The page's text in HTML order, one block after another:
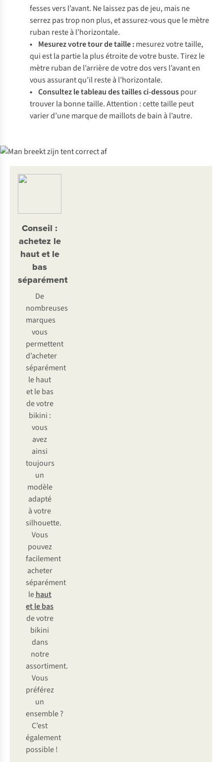
fesses vers l’avant. Ne laissez pas de jeu, mais ne
serrez pas trop non plus, et assurez-vous que le mètre
ruban reste à l’horizontale.
• Mesurez votre tour de taille :mesurez votre taille,
qui est la partie la plus étroite de votre buste. Tirez le
mètre ruban de l’arrière de votre dos vers l’avant en
vous assurant qu’il reste à l’horizontale.
• Consultez le tableau des tailles ci-dessouspour
trouver la bonne taille. Attention : cette taille peut
varier d’une marque de maillots de bain à l’autre.
Conseil :
achetez le
haut et le
bas
séparément
De
nombreuses
marques
vous
permettent
d’acheter
séparément
le haut
et le bas
de votre
bikini :
vous
avez
ainsi
toujours
un
modèle
adapté
à votre
silhouette.
Vous
pouvez
facilement
acheter
séparément
lehaut
et le bas
de votre
bikini
dans
notre
assortiment.
Vous
préférez
un
ensemble ?
C’est
également
possible !